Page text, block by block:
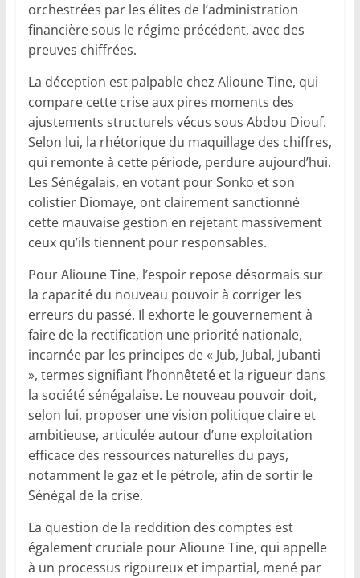
orchestrées par les élites de l’administration
financière sous le régime précédent, avec des
preuves chiffrées.
La déception est palpable chez Alioune Tine, qui
compare cette crise aux pires moments des
ajustements structurels vécus sous Abdou Diouf.
Selon lui, la rhétorique du maquillage des chiffres,
qui remonte à cette période, perdure aujourd’hui.
Les Sénégalais, en votant pour Sonko et son
colistier Diomaye, ont clairement sanctionné
cette mauvaise gestion en rejetant massivement
ceux qu’ils tiennent pour responsables.
Pour Alioune Tine, l’espoir repose désormais sur
la capacité du nouveau pouvoir à corriger les
erreurs du passé. Il exhorte le gouvernement à
faire de la rectification une priorité nationale,
incarnée par les principes de « Jub, Jubal, Jubanti
», termes signifiant l’honnêteté et la rigueur dans
la société sénégalaise. Le nouveau pouvoir doit,
selon lui, proposer une vision politique claire et
ambitieuse, articulée autour d’une exploitation
efficace des ressources naturelles du pays,
notamment le gaz et le pétrole, afin de sortir le
Sénégal de la crise.
La question de la reddition des comptes est
également cruciale pour Alioune Tine, qui appelle
à un processus rigoureux et impartial, mené par